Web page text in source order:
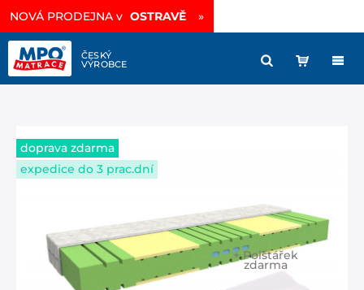
Vysoce prodyšná matrace sleva -35%
doprava zdarma
expedice do 3 prac.dní
+ Polštářek
zdarma